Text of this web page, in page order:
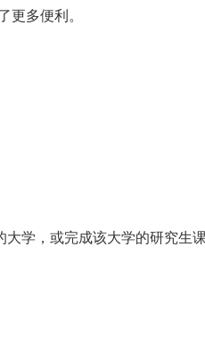
更多便利。
学，或完成该大学的研究生